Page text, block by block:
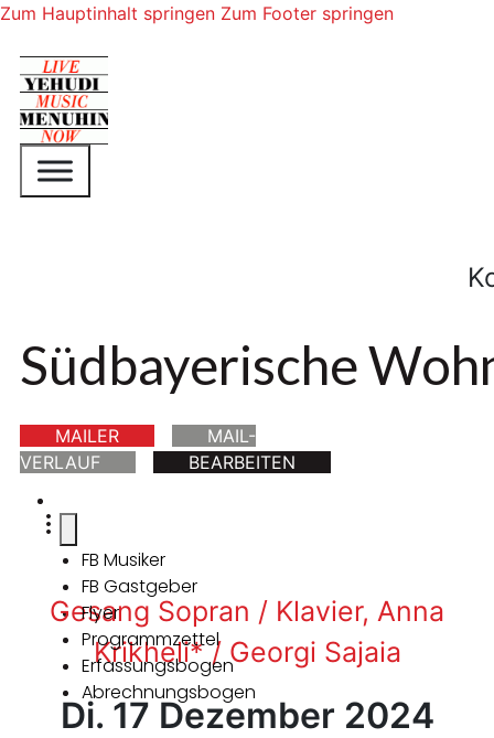
Zum Hauptinhalt springen Zum Footer springen
Südbayerische
MAILER
MAIL-
VERLAUF
BEARBEITEN
FB Musiker
FB Gastgeber
Flyer
Programmzettel
Erfassungsbogen
Abrechnungsbogen
Gesang Sopran / Klavier, Anna
Krikheli* / Georgi Sajaia
Di. 17 Dezember 2024